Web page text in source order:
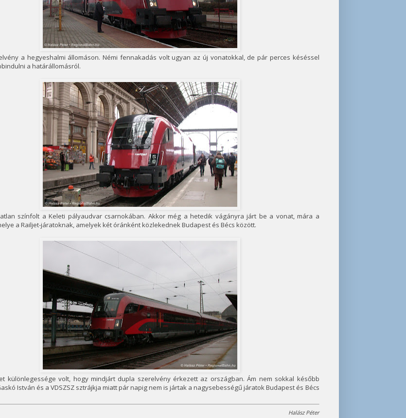
a hegyeshalmi állomáson. Némi fennakadás volt ugyan az új vonatokkal, de pár perces késéssel
a határállomásról.
színfolt a Keleti pályaudvar csarnokában. Akkor még a hetedik vágányra járt be a vonat, mára a
a Railjet-járatoknak, amelyek két óránként közlekednek Budapest és Bécs között.
különlegessége volt, hogy mindjárt dupla szerelvény érkezett az országban. Ám nem sokkal később
István és a VDSZSZ sztrájkja miatt pár napig nem is jártak a nagysebességű járatok Budapest és Bécs
Halász Péter